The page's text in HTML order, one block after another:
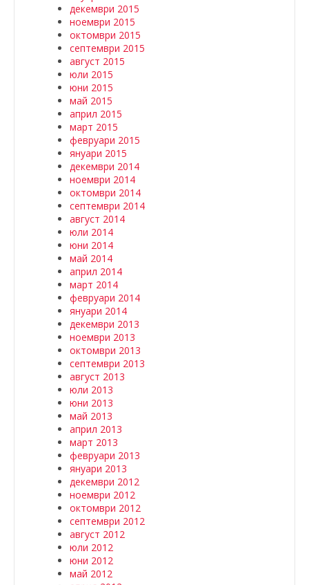
декември 2015
ноември 2015
октомври 2015
септември 2015
август 2015
юли 2015
юни 2015
май 2015
април 2015
март 2015
февруари 2015
януари 2015
декември 2014
ноември 2014
октомври 2014
септември 2014
август 2014
юли 2014
юни 2014
май 2014
април 2014
март 2014
февруари 2014
януари 2014
декември 2013
ноември 2013
октомври 2013
септември 2013
август 2013
юли 2013
юни 2013
май 2013
април 2013
март 2013
февруари 2013
януари 2013
декември 2012
ноември 2012
октомври 2012
септември 2012
август 2012
юли 2012
юни 2012
май 2012